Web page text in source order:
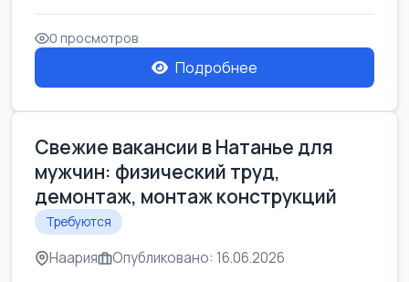
женщин от хозя...
0 просмотров
Подробнее
Свежие вакансии в Натанье для
мужчин: физический труд,
демонтаж, монтаж конструкций
Требуются
Наария Опубликовано: 16.06.2026